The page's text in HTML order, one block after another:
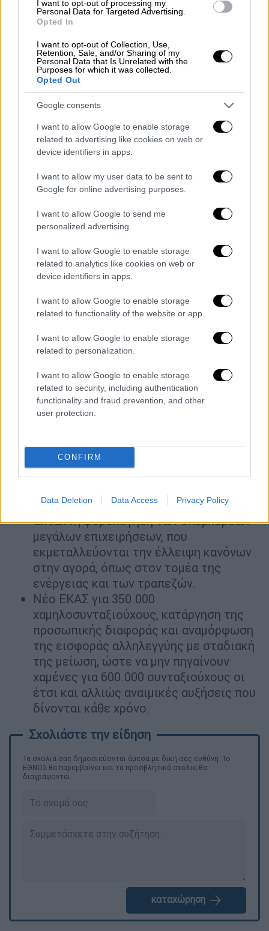
I want to opt-out of processing my
Personal Data for Targeted Advertising.
Opted In
I want to opt-out of Collection, Use,
Retention, Sale, and/or Sharing of my
Personal Data that Is Unrelated with the
Purposes for which it was collected.
Opted Out
Google consents
I want to allow Google to enable storage
related to advertising like cookies on web or
device identifiers in apps.
I want to allow my user data to be sent to
Google for online advertising purposes.
I want to allow Google to send me
personalized advertising.
I want to allow Google to enable storage
related to analytics like cookies on web or
device identifiers in apps.
I want to allow Google to enable storage
related to functionality of the website or app.
I want to allow Google to enable storage
related to personalization.
I want to allow Google to enable storage
related to security, including authentication
functionality and fraud prevention, and other
user protection.
CONFIRM
Data Deletion Data Access Privacy Policy
προτείνει:
μειονεκτικές και παραμεθόριες
περιοχές.
Αύξηση (50%) του επιδόματος στους
δικαιούχους μόνιμους κατοίκους
ορεινών και μειονεκτικών περιοχών,
μαζί με την
Αύξηση της έκπτωσης φόρου για το
δεύτερο παιδί και πάνω, καθώς οι
φορολογικές επιβαρύνσεις για τις
οικογένειες με παιδιά στην Ελλάδα
βρίσκονται πολύ πάνω από τον μέσο όρο
των χωρών του ΟΟΣΑ.
όπως ήδη συμβαίνει σχεδόν σε όλες τις
ευρωπαϊκές χώρες
βαρέα -ανθυγιεινά.
Νέο χάρτη υγείας, με επαρκώς
στελεχωμένο Νοσοκομείο σε κάθε
μεγάλο νησί. Μονάδα Πρωτοβάθμιας
μικρότερα νησιά και διασύνδεση με το
πλησιέστερο νοσοκομείο.
Θέσπιση Ενιαίας Αρχής Καταναλωτών.
απορρίψει στη Βουλή χωρίς καμία
σοβαρή αιτιολόγηση.
διατροφής
Έκτακτη φορολόγηση των υπερκερδών
μεγάλων επιχειρήσεων, που
εκμεταλλεύονται την έλλειψη κανόνων
στην αγορά, όπως στον τομέα της
ενέργειας και των τραπεζών.
Νέο ΕΚΑΣ για 350.000
χαμηλοσυνταξιούχους, κατάργηση της
προσωπικής διαφοράς και αναμόρφωση
της εισφοράς αλληλεγγύης με σταδιακή
της μείωση, ώστε να μην πηγαίνουν
χαμένες για 600.000 συνταξιούχους οι
έτσι και αλλιώς αναιμικές αυξήσεις που
δίνονται κάθε χρόνο.
Τα σχολιά σας δημοσιεύονται άμεσα με δική σας ευθύνη. Το
ΕΘΝΟΣ θα παρεμβαίνει και τα προσβλητικά σχόλια θα
διαγράφονται
καταχώρηση